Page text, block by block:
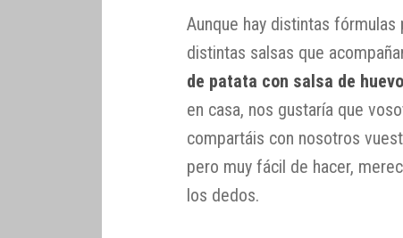
Aunque hay distintas fórmulas
distintas salsas que
de patata con salsa de
en casa, nos gustaría que
compartáis con nosotros
pero muy fácil de hacer,
los dedos.